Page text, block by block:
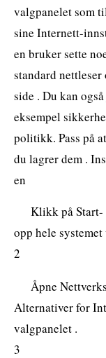
valgpanelet som
sine Internett-
en bruker sette
standard
side . Du kan
eksempel
politikk. Pass på
du lagrer dem .
en
Klikk på Start-
opp hele
2
Åpne
Alternativer for
valgpanelet .
3